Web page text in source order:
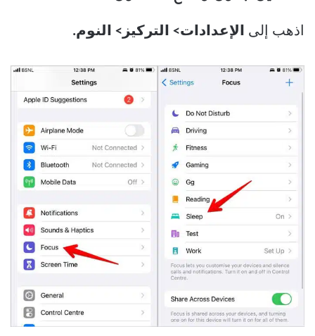
اذهب إلى الإعدادات> التركيز> النوم.